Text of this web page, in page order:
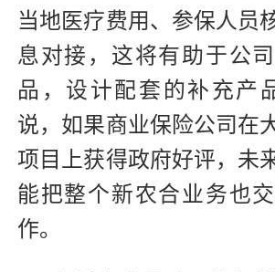
当地医疗费用、参保人员
息对接，这将有助于公
品，设计配套的补充产
说，如果商业保险公司在
项目上获得政府好评，未
能把整个新农合业务也
作。